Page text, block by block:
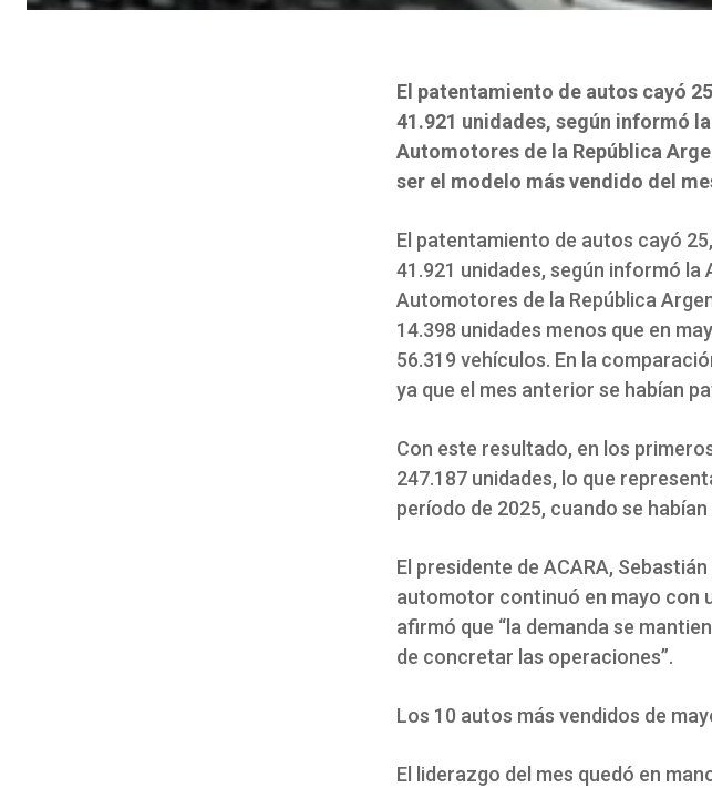
El patentamiento de autos cayó
41.921 unidades, según informó
Automotores de la República
ser el modelo más vendido del
El patentamiento de autos cayó
41.921 unidades, según informó
Automotores de la República
14.398 unidades menos que en
56.319 vehículos. En la
ya que el mes anterior se habían
Con este resultado, en los
247.187 unidades, lo que
período de 2025, cuando se
El presidente de ACARA,
automotor continuó en mayo con
afirmó que “la demanda se
de concretar las operaciones”.
Los 10 autos más vendidos de
El liderazgo del mes quedó en